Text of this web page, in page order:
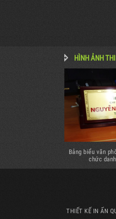
HÌNH ẢNH
Bảng biểu văn
chức
THIẾT KẾ IN ẤN